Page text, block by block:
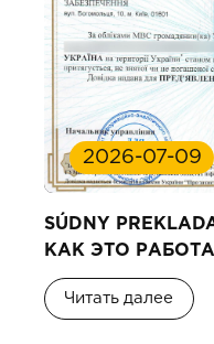
2026-07-09
SÚDNY
КАК ЭТО
Читать далее